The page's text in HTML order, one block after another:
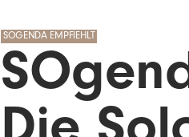
SOGENDA EMPFIEHLT